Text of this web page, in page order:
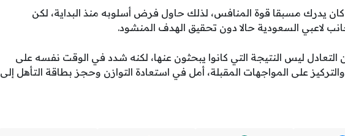
يدرك مسبقا قوة المنافس، لذلك حاول فرض أسلوبه منذ البداية، لكن
جانب لاعبي السعودية حالا دون تحقيق الهدف المنشود.
التعادل ليس النتيجة التي كانوا يبحثون عنها، لكنه شدد في الوقت نفسه على
على المواجهات المقبلة، أمل في استعادة التوازن وحجز بطاقة التأهل إلى